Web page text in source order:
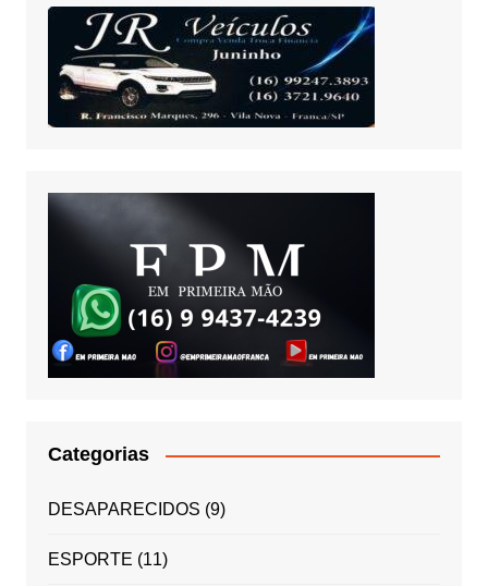
Categorias
DESAPARECIDOS (9)
ESPORTE (11)